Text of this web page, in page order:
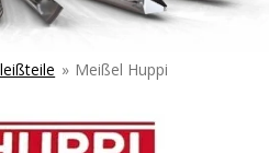
» Meißel Huppi